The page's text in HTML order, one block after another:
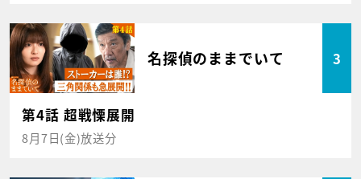
名探偵のままでいて 3
第4話 超戦慄展開
8月7日(金)放送分